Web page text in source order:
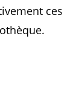
ces